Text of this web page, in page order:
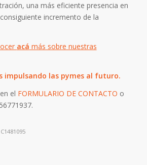
una más eficiente presencia en
incremento de la
acá más sobre nuestras
impulsando las pymes al futuro.
el FORMULARIO DE CONTACTO o
C1481095